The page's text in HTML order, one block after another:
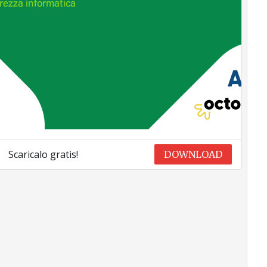
Scaricalo gratis! DOWNLOAD